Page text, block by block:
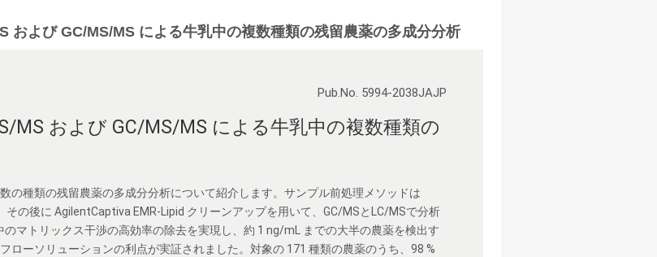
よび GC/MS/MS による牛乳中の複数種類の残留農薬の多成分分析
Pub.No. 5994-2038JAJP
MS および GC/MS/MS による牛乳中の複数種類の
の種類の残留農薬の多成分分析について紹介します。サンプル前処理メソッドは
その後に AgilentCaptiva EMR-Lipid クリーンアップを用いて、GC/MSとLC/MSで分析
マトリックス干渉の高効率の除去を実現し、約 1 ng/mL までの大半の農薬を検出す
ローソリューションの利点が実証されました。対象の 171 種類の農薬のうち、98 %